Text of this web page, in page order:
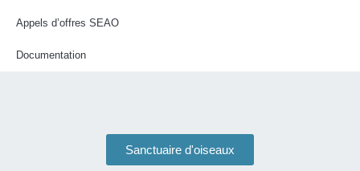
Appels d’offres SEAO
Documentation
Sanctuaire d'oiseaux